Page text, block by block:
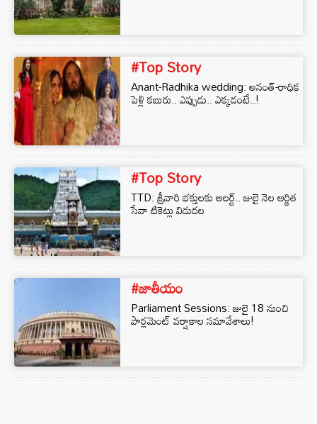
#Top Story
Anant-Radhika wedding: అనంత్-రాధిక
పెళ్లి కబురు.. ఎప్పుడు.. ఎక్కడంటే..!
#Top Story
TTD: శ్రీవారి భక్తులకు అలర్ట్‌.. జులై నెల ఆర్జిత
సేవా టికెట్లు విడుదల
#జాతీయం
Parliament Sessions: జులై 18 నుంచి
పార్లమెంట్ వర్షాకాల సమావేశాలు!